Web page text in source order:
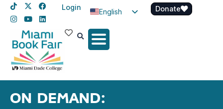
Login
English
Spanish
Donate
ON DEMAND: